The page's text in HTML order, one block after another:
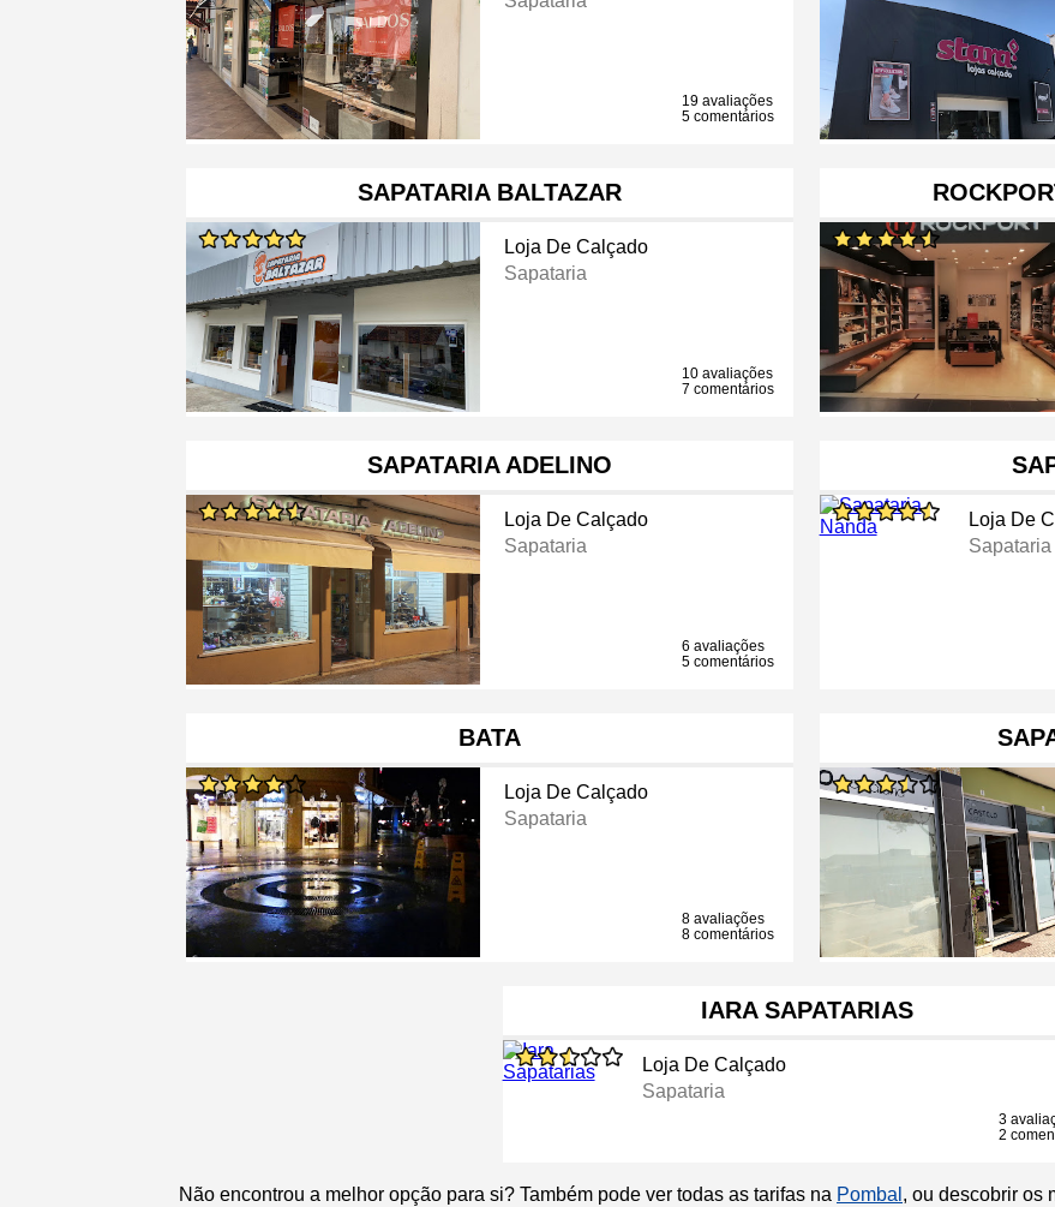
19 avaliações
5 comentários
SAPATARIA BALTAZAR
Loja De Calçado
Sapataria
10 avaliações
7 comentários
SAPATARIA ADELINO
Loja De Calçado
Sapataria
6 avaliações
5 comentários
Loja De
Sapataria
BATA
Loja De Calçado
Sapataria
8 avaliações
8 comentários
IARA SAPATARIAS
Loja De Calçado
Sapataria
3
2
Não encontrou a melhor opção para si? Também pode ver todas as tarifas na Pombal , ou descobrir os